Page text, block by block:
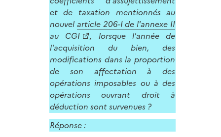
et de taxation mentionnés au
nouvel article 206-I de l'annexe II
au CGI
, lorsque l'année de
l'acquisition du bien, des
modifications dans la proportion
de son affectation à des
opérations imposables ou à des
opérations ouvrant droit à
déduction sont survenues ?
Réponse :